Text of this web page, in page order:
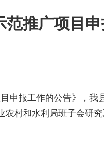
范推广项目
报工作的公告》，我
村和水利局班子会研